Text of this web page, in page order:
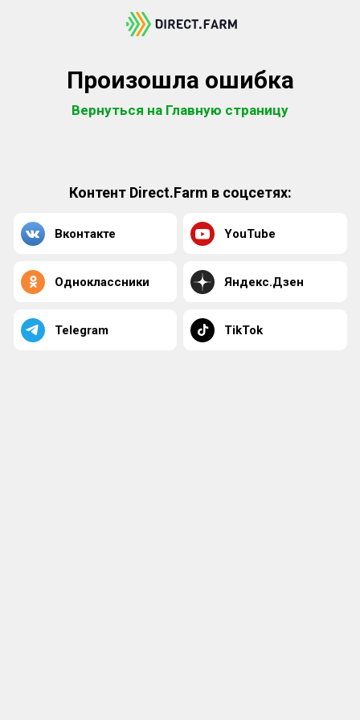
Произошла ошибка
Вернуться на Главную страницу
Контент Direct.Farm в соцсетях:
Вконтакте YouTube
Одноклассники Яндекс.Дзен
Telegram TikTok